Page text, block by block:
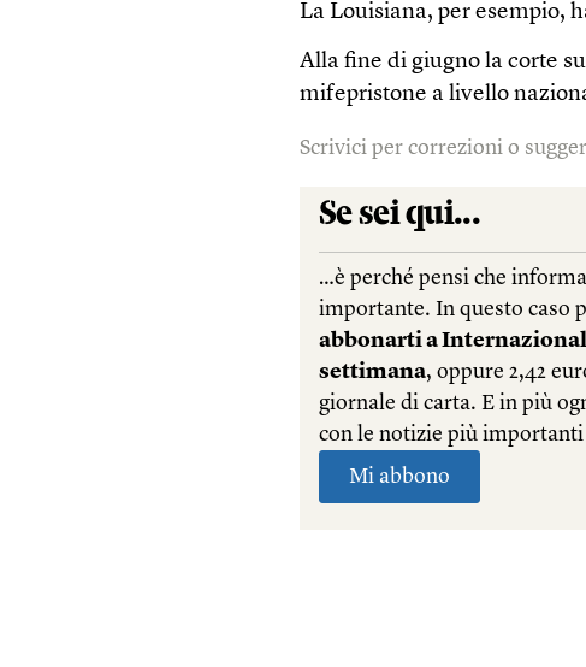
La Louisiana, per esempio,
Alla fine di giugno la corte
mifepristone a livello
Scrivici per correzioni o